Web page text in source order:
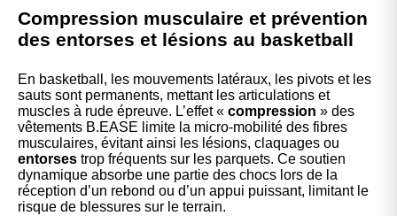
Compression musculaire et prévention
des entorses et lésions au basketball
En basketball, les mouvements latéraux, les pivots et les
sauts sont permanents, mettant les articulations et
muscles à rude épreuve. L’effet « compression » des
vêtements B.EASE limite la micro-mobilité des fibres
musculaires, évitant ainsi les lésions, claquages ou
entorses trop fréquents sur les parquets. Ce soutien
dynamique absorbe une partie des chocs lors de la
réception d’un rebond ou d’un appui puissant, limitant le
risque de blessures sur le terrain.